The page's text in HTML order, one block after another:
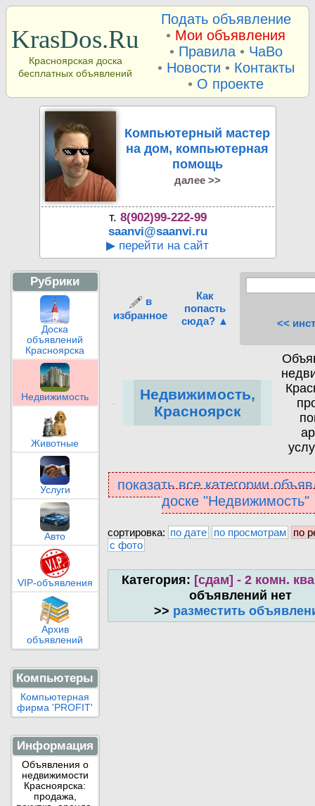
KrasDos.Ru
Красноярская доска
бесплатных объявлений
Подать объявление
• Мои объявления
• Правила• ЧаВо
• Новости • Контакты
• О проекте
Компьютерный мастер
на дом, компьютерная
помощь
далее >>
т. 8(902)99-222-99
saanvi@saanvi.ru
▶ перейти на сайт
Рубрики
Доска
объявлений
Красноярска
Недвижимость
Животные
Услуги
Авто
VIP-объявления
Архив
объявлений
Компьютеры
Компьютерная
фирма 'PROFIT'
Информация
Объявления о
недвижимости
Красноярска:
продажа,
в
избранное
Как
попасть
сюда? ▲
<<
Недвижимость,
Красноярск
показать все категории
доске "Недвижимость"
сортировка: по дате по просмотрам
по
с фото
Категория: [сдам] - 2 комн.
объявлений нет
>> разместить